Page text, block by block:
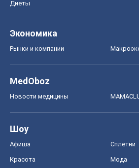
Диеты
Экономика
Рынки и компании
MedOboz
Новости медицины
Шоу
Афиша Сплетни
Красота Мода